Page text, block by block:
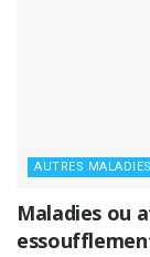
AUTRES MALADIES
Maladies ou